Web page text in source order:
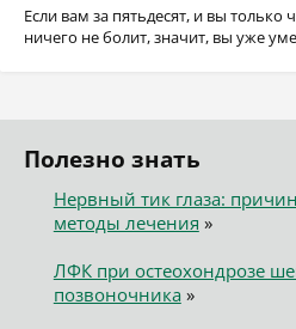
Если вам за пятьдесят, и вы только
ничего не болит, значит, вы уже
Полезно знать
Нервный тик глаза:
методы лечения »
ЛФК при остеохондрозе
позвоночника»